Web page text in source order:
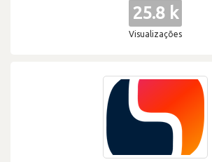
25.8 k
Visualizações